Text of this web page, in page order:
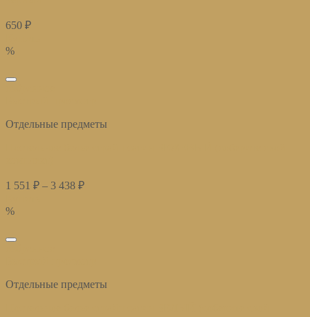
650 ₽
%
Отдельные предметы
1 551 ₽ – 3 438 ₽
%
Отдельные предметы